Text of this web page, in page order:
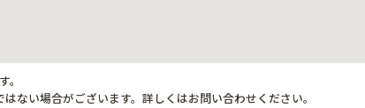
ない場合がございます。詳しくはお問い合わせください。